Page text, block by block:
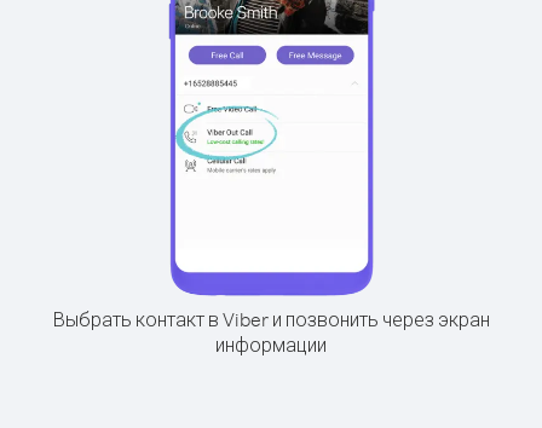
Выбрать контакт в Viber и позвонить через экран
информации